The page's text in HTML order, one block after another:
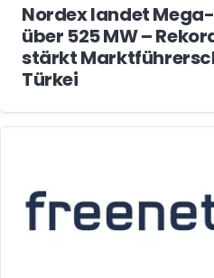
Nordex landet
über 525 MW –
stärkt
Türkei